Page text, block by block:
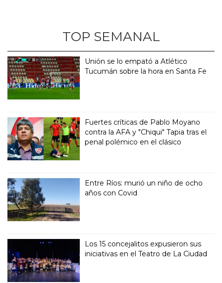
TOP SEMANAL
Unión se lo empató a Atlético
Tucumán sobre la hora en Santa Fe
Fuertes críticas de Pablo Moyano
contra la AFA y "Chiqui" Tapia tras el
penal polémico en el clásico
Entre Ríos: murió un niño de ocho
años con Covid
Los 15 concejalitos expusieron sus
iniciativas en el Teatro de La Ciudad